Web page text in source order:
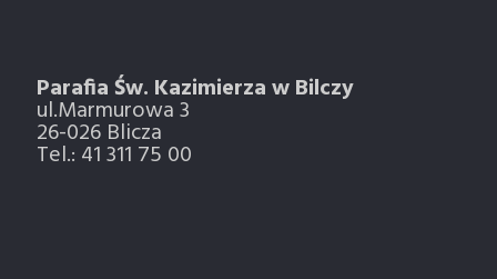
Parafia Św. Kazimierza w Bilczy
ul.Marmurowa 3
26-026 Blicza
Tel.: 41 311 75 00